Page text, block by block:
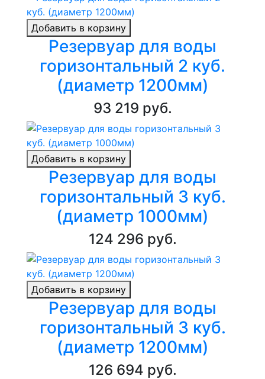
Добавить в корзину
Резервуар для воды
горизонтальный 2 куб.
(диаметр 1200мм)
93 219 руб.
Добавить в корзину
Резервуар для воды
горизонтальный 3 куб.
(диаметр 1000мм)
124 296 руб.
Добавить в корзину
Резервуар для воды
горизонтальный 3 куб.
(диаметр 1200мм)
126 694 руб.